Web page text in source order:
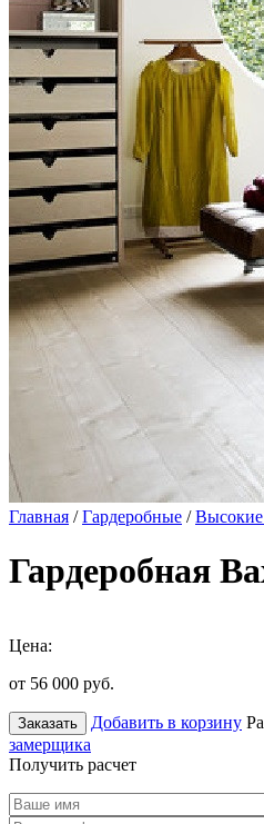
Главная /Гардеробные /Высокие
Гардеробная
Цена:
от 56 000 руб.
Заказать Добавить в корзину
замерщика
Получить расчет